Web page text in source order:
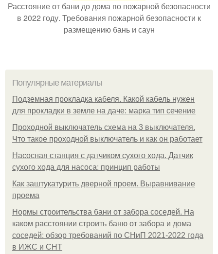
Расстояние от бани до дома по пожарной безопасности
в 2022 году. Требования пожарной безопасности к
размещению бань и саун
Популярные материалы
Подземная прокладка кабеля. Какой кабель нужен
для прокладки в земле на даче: марка тип сечение
Проходной выключатель схема на 3 выключателя.
Что такое проходной выключатель и как он работает
Насосная станция с датчиком сухого хода. Датчик
сухого хода для насоса: принцип работы
Как заштукатурить дверной проем. Выравнивание
проема
Нормы строительства бани от забора соседей. На
каком расстоянии строить баню от забора и дома
соседей: обзор требований по СНиП 2021-2022 года
в ИЖС и СНТ